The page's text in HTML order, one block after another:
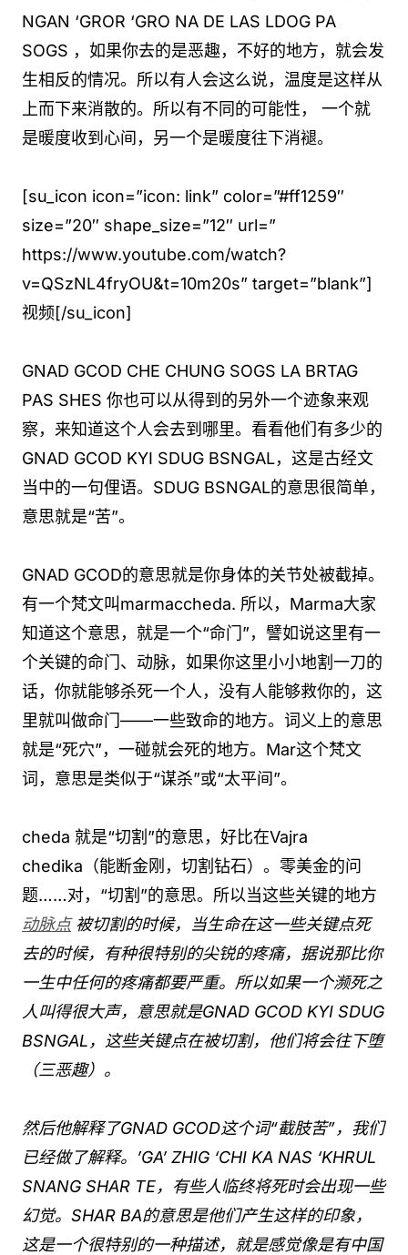
NGAN ‘GROR ‘GRO NA DE LAS LDOG PA
SOGS ，如果你去的是恶趣，不好的地方，就会发
生相反的情况。所以有人会这么说，温度是这样从
上而下来消散的。所以有不同的可能性， 一个就
是暖度收到心间，另一个是暖度往下消褪。
[su_icon icon=”icon: link” color=”#ff1259″
size=”20″ shape_size=”12″ url=”
https://www.youtube.com/watch?
v=QSzNL4fryOU&t=10m20s” target=”blank”]
视频[/su_icon]
GNAD GCOD CHE CHUNG SOGS LA BRTAG
PAS SHES 你也可以从得到的另外一个迹象来观
察，来知道这个人会去到哪里。看看他们有多少的
GNAD GCOD KYI SDUG BSNGAL，这是古经文
当中的一句俚语。SDUG BSNGAL的意思很简单，
意思就是“苦”。
GNAD GCOD的意思就是你身体的关节处被截掉。
有一个梵文叫marmaccheda. 所以，Marma大家
知道这个意思，就是一个“命门”，譬如说这里有一
个关键的命门、动脉，如果你这里小小地割一刀的
话，你就能够杀死一个人，没有人能够救你的，这
里就叫做命门——一些致命的地方。词义上的意思
就是“死穴”，一碰就会死的地方。Mar这个梵文
词，意思是类似于“谋杀”或“太平间”。
cheda 就是“切割”的意思，好比在Vajra
chedika（能断金刚，切割钻石）。零美金的问
题……对，“切割”的意思。所以当这些关键的地方
动脉点被切割的时候，当生命在这一些关键点死
去的时候，有种很特别的尖锐的疼痛，据说那比你
一生中任何的疼痛都要严重。所以如果一个濒死之
人叫得很大声，意思就是GNAD GCOD KYI SDUG
BSNGAL，这些关键点在被切割，他们将会往下堕
（三恶趣）。
然后他解释了GNAD GCOD这个词“截肢苦”，我们
已经做了解释。’GA’ ZHIG ‘CHI KA NAS ‘KHRUL
SNANG SHAR TE，有些人临终将死时会出现一些
幻觉。SHAR BA的意思是他们产生这样的印象，
这是一个很特别的一种描述，就是感觉像是有中国